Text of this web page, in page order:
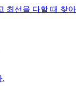
최선을 다할 때 찾아
.